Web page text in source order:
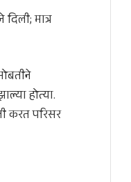
मात्र
होत्या.
करत परिसर